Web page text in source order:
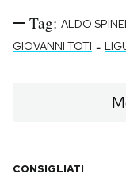
Tag: ALDO
GIOVANNI TOTI -
CONSIGLIATI